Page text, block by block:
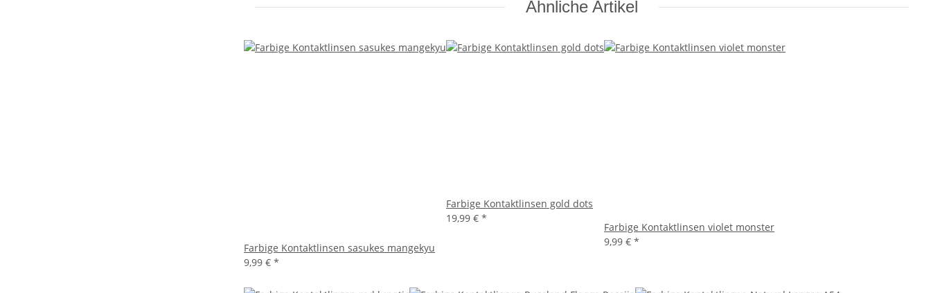
Ähnliche Artikel
Farbige Kontaktlinsen sasukes mangekyu
9,99 € *
Farbige Kontaktlinsen gold dots
19,99 € *
Farbige Kontaktlinsen violet monster
9,99 € *